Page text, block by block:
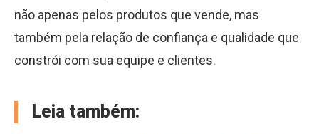
não apenas pelos produtos que vende, mas
também pela relação de confiança e qualidade que
constrói com sua equipe e clientes.
Leia também: